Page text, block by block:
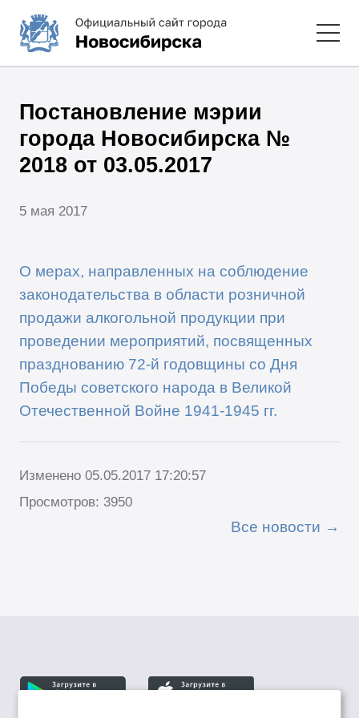
Постановление мэрии
города Новосибирска №
2018 от 03.05.2017
5 мая 2017
О мерах, направленных на соблюдение
законодательства в области розничной
продажи алкогольной продукции при
проведении мероприятий, посвященных
празднованию 72-й годовщины со Дня
Победы советского народа в Великой
Отечественной Войне 1941-1945 гг.
Изменено 05.05.2017 17:20:57
Просмотров: 3950
Все новости